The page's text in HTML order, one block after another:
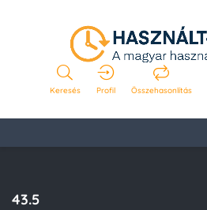
Keresés Profil Összehasonlítás
43.5